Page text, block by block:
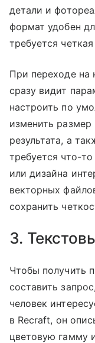
детали и
формат удобен
требуется
При переходе на
сразу видит
настроить по
изменить
результата, а
требуется что-
или дизайна
векторных
сохранить
3.
Чтобы получить
составить
человек
в Recraft, он
цветовую гамму